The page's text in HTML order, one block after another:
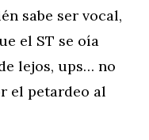
sabe ser vocal,
el ST se oía
lejos, ups… no
el petardeo al